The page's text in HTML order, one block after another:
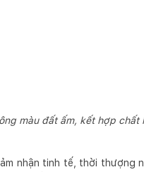
màu đất ấm, kết hợp
nhận tinh tế, thời